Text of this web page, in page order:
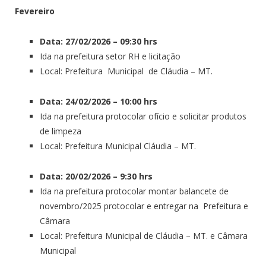
Fevereiro
Data: 27/02/2026 – 09:30 hrs
Ida na prefeitura setor RH e licitação
Local: Prefeitura Municipal de Cláudia – MT.
Data: 24/02/2026 – 10:00 hrs
Ida na prefeitura protocolar ofício e solicitar produtos
de limpeza
Local: Prefeitura Municipal Cláudia – MT.
Data: 20/02/2026 – 9:30 hrs
Ida na prefeitura protocolar montar balancete de
novembro/2025 protocolar e entregar na Prefeitura e
Câmara
Local: Prefeitura Municipal de Cláudia – MT. e Câmara
Municipal